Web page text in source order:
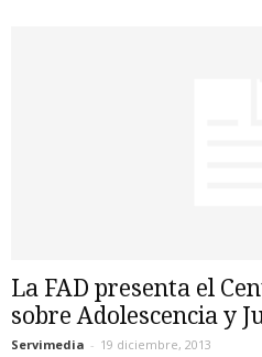
La FAD presenta el
sobre Adolescencia y
Servimedia - 19 diciembre, 2013